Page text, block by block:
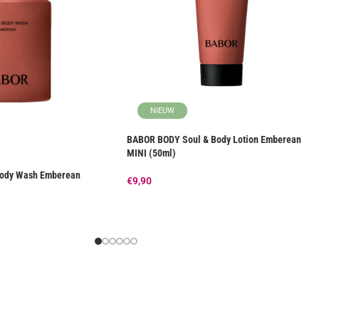
Wash Emberean
NIEUW
BABOR BODY Soul & Body Lotion Emberean
MINI (50ml)
€9,90